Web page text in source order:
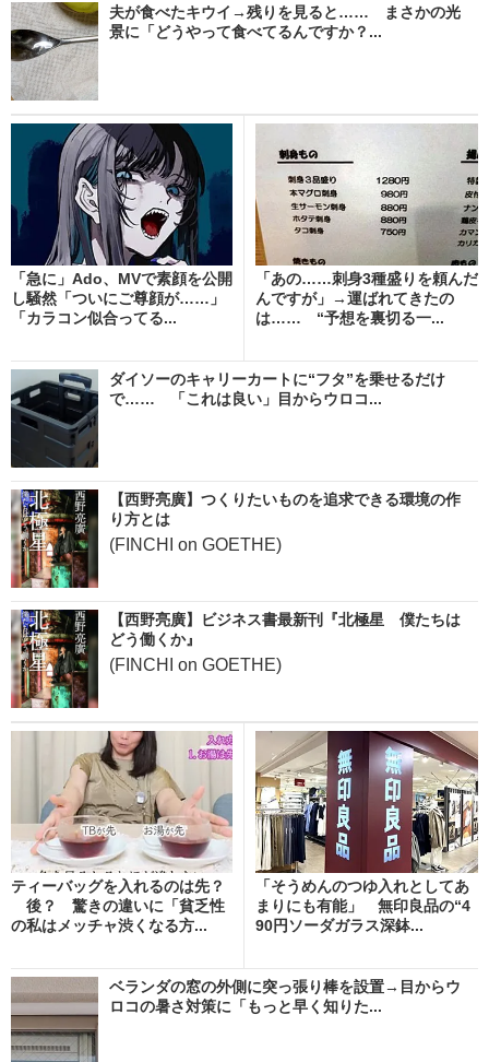
夫が食べたキウイ→残りを見ると…… まさかの光
景に「どうやって食べてるんですか？...
「急に」Ado、MVで素顔を公開
し騒然「ついにご尊顔が……」
「カラコン似合ってる...
「あの……刺身3種盛りを頼んだ
んですが」→運ばれてきたの
は…… “予想を裏切る一...
ダイソーのキャリーカートに“フタ”を乗せるだけ
で…… 「これは良い」目からウロコ...
【西野亮廣】つくりたいものを追求できる環境の作
り方とは
(FINCHI on GOETHE)
【西野亮廣】ビジネス書最新刊『北極星 僕たちは
どう働くか』
(FINCHI on GOETHE)
ティーバッグを入れるのは先？
後？ 驚きの違いに「貧乏性
の私はメッチャ渋くなる方...
「そうめんのつゆ入れとしてあ
まりにも有能」 無印良品の“4
90円ソーダガラス深鉢...
ベランダの窓の外側に突っ張り棒を設置→目からウ
ロコの暑さ対策に「もっと早く知りた...